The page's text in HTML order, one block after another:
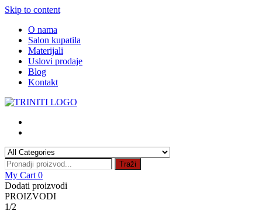
Skip to content
O nama
Salon kupatila
Materijali
Uslovi prodaje
Blog
Kontakt
Traži
My Cart 0
Dodati proizvodi
PROIZVODI
1/2